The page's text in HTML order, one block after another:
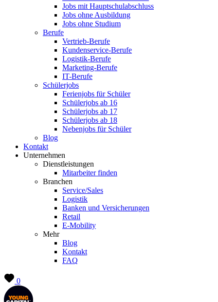
Jobs mit Hauptschulabschluss
Jobs ohne Ausbildung
Jobs ohne Studium
Berufe
Vertrieb-Berufe
Kundenservice-Berufe
Logistik-Berufe
Marketing-Berufe
IT-Berufe
Schülerjobs
Ferienjobs für Schüler
Schülerjobs ab 16
Schülerjobs ab 17
Schülerjobs ab 18
Nebenjobs für Schüler
Blog
Kontakt
Unternehmen
Dienstleistungen
Mitarbeiter finden
Branchen
Service/Sales
Logistik
Banken und Versicherungen
Retail
E-Mobility
Mehr
Blog
Kontakt
FAQ
0